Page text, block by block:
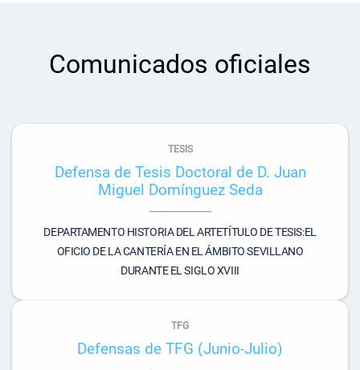
Comunicados oficiales
TESIS
Defensa de Tesis Doctoral de D. Juan
Miguel Domínguez Seda
DEPARTAMENTO HISTORIA DEL ARTETÍTULO DE TESIS:EL
OFICIO DE LA CANTERÍA EN EL ÁMBITO SEVILLANO
DURANTE EL SIGLO XVIII
TFG
Defensas de TFG (Junio-Julio)